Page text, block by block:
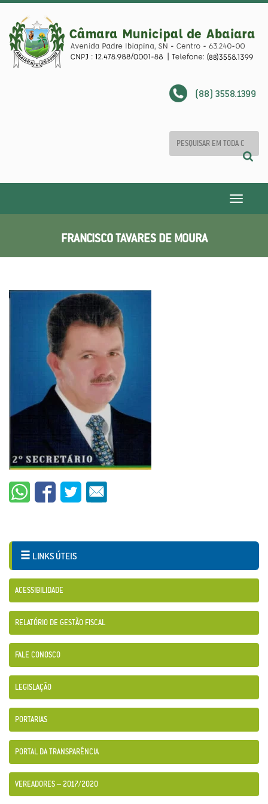
(88) 3558.1399
Toggle
FRANCISCO TAVARES DE MOURA
LINKS ÚTEIS
ACESSIBILIDADE
RELATÓRIO DE GESTÃO FISCAL
FALE CONOSCO
LEGISLAÇÃO
PORTARIAS
PORTAL DA TRANSPARÊNCIA
VEREADORES – 2017/2020